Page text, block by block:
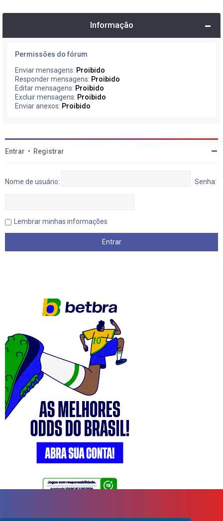
Informação
Permissões do fórum
Enviar mensagens: Proibido
Responder mensagens: Proibido
Editar mensagens: Proibido
Excluir mensagens: Proibido
Enviar anexos: Proibido
Entrar • Registrar
Nome de usuário: Senha:
Lembrar minhas informações